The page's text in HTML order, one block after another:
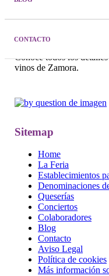
CONTACTO
Conoce todos los
vinos de Zamora.
Sitemap
Home
La Feria
Establecimientos
Denominaciones
Queserías
Conciertos
Colaboradores
Blog
Contacto
Aviso Legal
Política de cookies
Más información